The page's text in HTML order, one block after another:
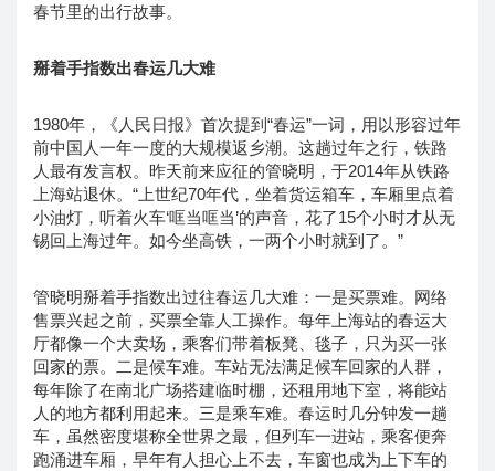
春节里的出行故事。
掰着手指数出春运几大难
1980年，《人民日报》首次提到“春运”一词，用以形容过年
前中国人一年一度的大规模返乡潮。这趟过年之行，铁路
人最有发言权。昨天前来应征的管晓明，于2014年从铁路
上海站退休。“上世纪70年代，坐着货运箱车，车厢里点着
小油灯，听着火车‘哐当哐当’的声音，花了15个小时才从无
锡回上海过年。如今坐高铁，一两个小时就到了。”
管晓明掰着手指数出过往春运几大难：一是买票难。网络
售票兴起之前，买票全靠人工操作。每年上海站的春运大
厅都像一个大卖场，乘客们带着板凳、毯子，只为买一张
回家的票。二是候车难。车站无法满足候车回家的人群，
每年除了在南北广场搭建临时棚，还租用地下室，将能站
人的地方都利用起来。三是乘车难。春运时几分钟发一趟
车，虽然密度堪称全世界之最，但列车一进站，乘客便奔
跑涌进车厢，早年有人担心上不去，车窗也成为上下车的